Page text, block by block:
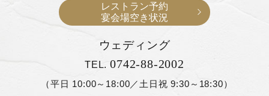
レストラン予約
宴会場空き状況
ウェディング
TEL.0742-88-2002
（平日 10:00～18:00／土日祝 9:30～18:30）